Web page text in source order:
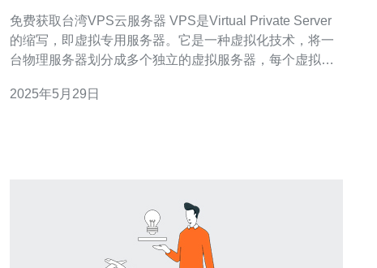
免费获取台湾VPS云服务器 VPS是Virtual Private Server
的缩写，即虚拟专用服务器。它是一种虚拟化技术，将一
台物理服务器划分成多个独立的虚拟服务器，每个虚拟服
VPS云服务器具有稳定的网络环境和优质的服务支持，适
2025年5月29日